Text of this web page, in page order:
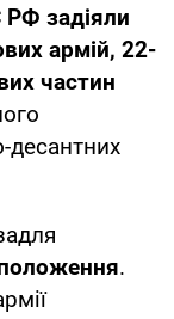
РФ задіяли
армій, 22-
частин
десантних
.